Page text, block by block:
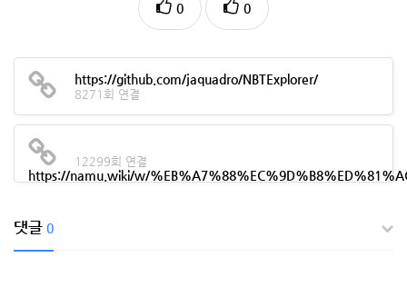
0 0
https://github.com/jaquadro/NBTExplorer/
8271회 연결
https://namu.wiki/w/
12299회 연결
댓글 0